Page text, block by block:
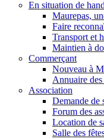
En situation de
Maurepas,
Faire
Transport et
Maintien à
Commerçant
Nouveau à
Annuaire des
Association
Demande de
Forum des
Location de
Salle des